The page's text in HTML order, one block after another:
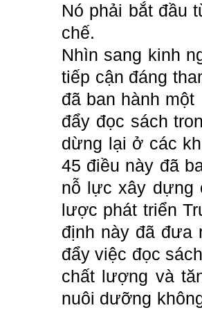
Nó phải bắt đầu
chế.
Nhìn sang kinh
tiếp cận đáng
đã ban hành một
đẩy đọc sách
dừng lại ở các
45 điều này đã
nỗ lực xây dựng
lược phát triển
định này đã đưa
đẩy việc đọc
chất lượng và
nuôi dưỡng